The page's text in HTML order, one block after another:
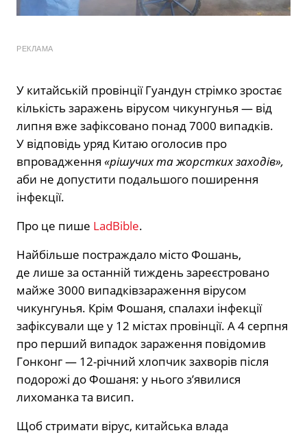
РЕКЛАМА
У китайській провінції Гуандун стрімко зростає
кількість заражень вірусом чикунгунья — від
липня вже зафіксовано понад 7000 випадків.
У відповідь уряд Китаю оголосив про
впровадження «рішучих та жорстких заходів»,
аби не допустити подальшого поширення
інфекції.
Про це пише LadBible.
Найбільше постраждало місто Фошань,
де лише за останній тиждень зареєстровано
майже 3000 випадківзараження вірусом
чикунгунья. Крім Фошаня, спалахи інфекції
зафіксували ще у 12 містах провінції. А 4 серпня
про перший випадок зараження повідомив
Гонконг — 12-річний хлопчик захворів після
подорожі до Фошаня: у нього з’явилися
лихоманка та висип.
Щоб стримати вірус, китайська влада